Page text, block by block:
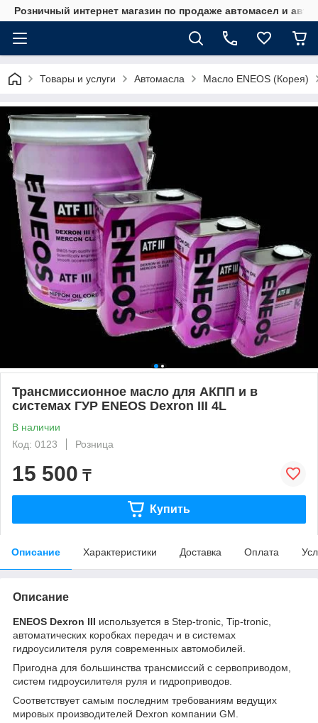
Розничный интернет магазин по продаже автомасел и
Товары и услуги Автомасла Масло ENEOS (Корея)
Трансмиссионное масло для АКПП и в
системах ГУР ENEOS Dexron III 4L
В наличии
Код: 0123
Розница
15 500 ₸
Купить
Описание Характеристики Доставка Оплата
Описание
ENEOS Dexron III используется в Step-tronic, Tip-tronic,
автоматических коробках передач и в системах
гидроусилителя руля современных автомобилей.
Пригодна для большинства трансмиссий с сервоприводом,
систем гидроусилителя руля и гидроприводов.
Соответствует самым последним требованиям ведущих
мировых производителей Dexron компании GM.